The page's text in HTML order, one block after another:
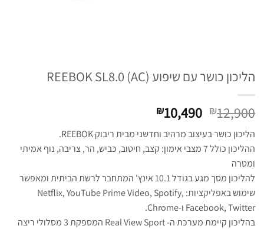
הליכון כושר עם שיפוע REEBOK SL8.0 (AC)
₪12,900 המחיר
המקורי
היה:
₪12,900.
₪10,490
הוא:
₪10,490.
הליכון כושר בעיצוב מרהיב וחדשני מבית ריבוק REEBOK.
ההליכון כולל 7 מצבי אימון: קצב, חיטוב, כביש, הר, צריבה, נוף אמיתי
ומטרה
להליכון מסך מגע בגודל 10.1 אינץ' המתחבר לרשת הביתית ומאפשר
שימוש באפליקציות: Netflix, YouTube Prime Video, Spotify,
Facebook, Twitter ו-Chrome.
בהליכון קיימת מערכת ה- Real View Sport המספקת 3 מסלולי ריצה